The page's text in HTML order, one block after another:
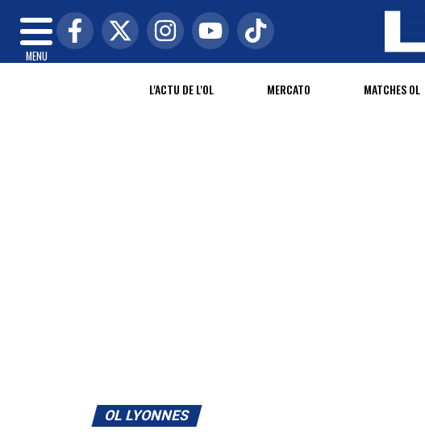
MENU
L'ACTU DE L'OL MERCATO MATCHES OL
OL LYONNES